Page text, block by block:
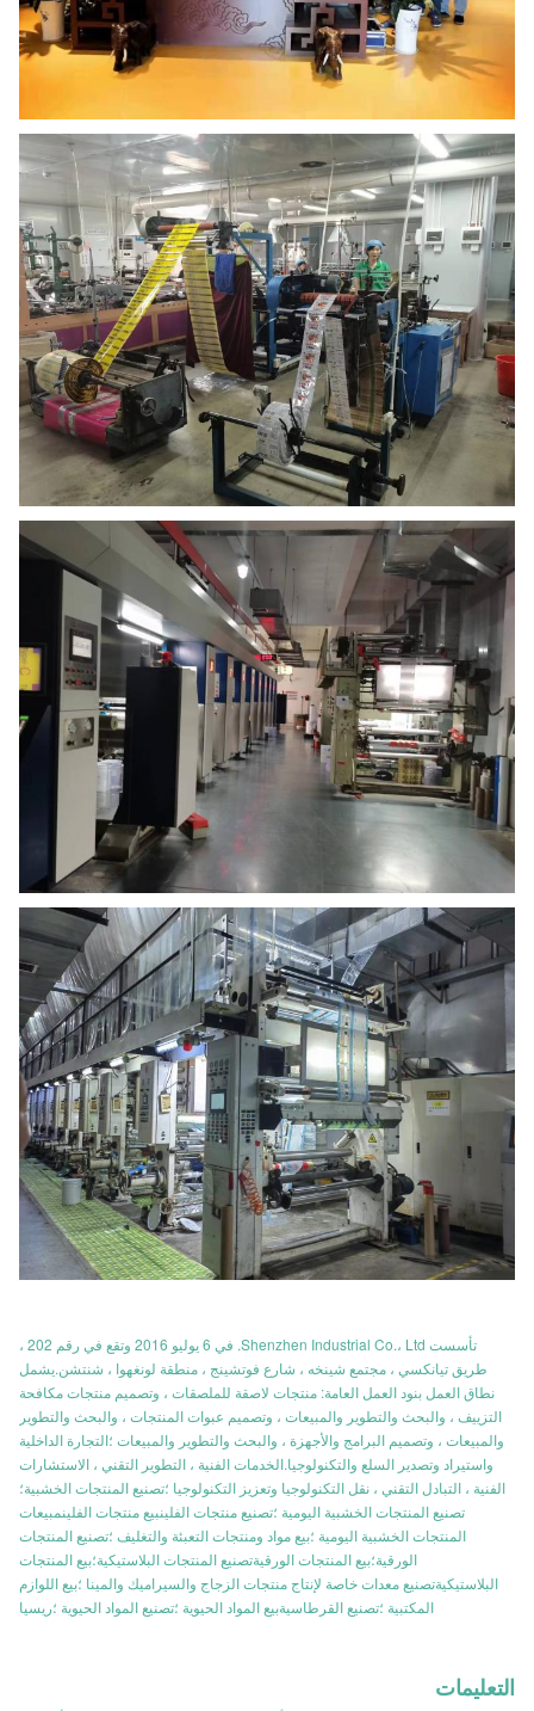
تأسست Shenzhen Industrial Co.، Ltd. في 6 يوليو 2016 وتقع في رقم 202 ،
طريق تيانكسي ، مجتمع شينخه ، شارع فوتشينج ، منطقة لونغهوا ، شنتشن.يشمل
نطاق العمل بنود العمل العامة: منتجات لاصقة للملصقات ، وتصميم منتجات مكافحة
التزييف ، والبحث والتطوير والمبيعات ، وتصميم عبوات المنتجات ، والبحث والتطوير
والمبيعات ، وتصميم البرامج والأجهزة ، والبحث والتطوير والمبيعات ؛التجارة الداخلية
واستيراد وتصدير السلع والتكنولوجيا.الخدمات الفنية ، التطوير التقني ، الاستشارات
الفنية ، التبادل التقني ، نقل التكنولوجيا وتعزيز التكنولوجيا ؛تصنيع المنتجات الخشبية؛
تصنيع المنتجات الخشبية اليومية ؛تصنيع منتجات الفلينبيع منتجات الفلينمبيعات
المنتجات الخشبية اليومية ؛بيع مواد ومنتجات التعبئة والتغليف ؛تصنيع المنتجات
الورقية؛بيع المنتجات الورقيةتصنيع المنتجات البلاستيكية؛بيع المنتجات
البلاستيكيةتصنيع معدات خاصة لإنتاج منتجات الزجاج والسيراميك والمينا ؛بيع اللوازم
المكتبية ؛تصنيع القرطاسيةبيع المواد الحيوية ؛تصنيع المواد الحيوية ؛ريسيا
التعليمات